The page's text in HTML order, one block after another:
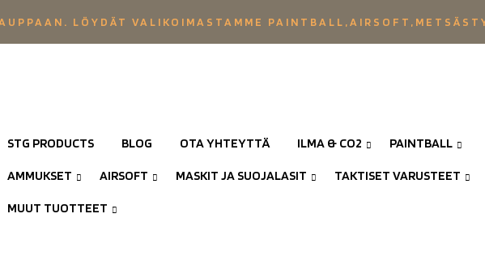
LÖYDÄT VALIKOIMASTAMME
STG PRODUCTS BLOG OTA YHTEYTTÄ ILMA & CO2 PAINTBALL
AMMUKSET AIRSOFT MASKIT JA SUOJALASIT TAKTISET VARUSTEET
MUUT TUOTTEET